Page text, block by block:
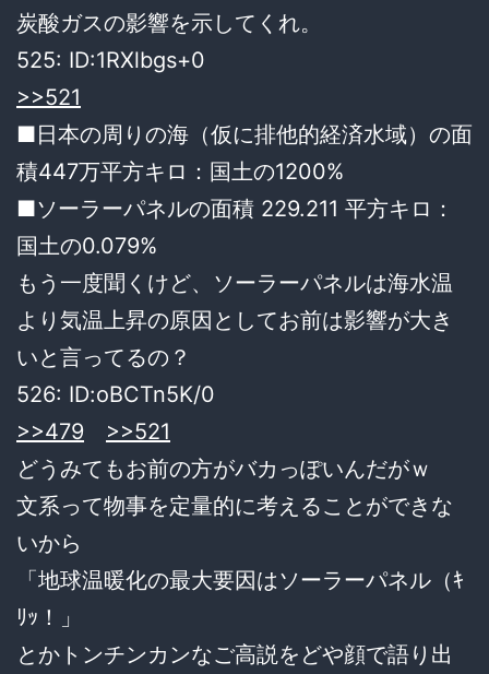
炭酸ガスの影響を示してくれ。
525: ID:1RXlbgs+0
>>521
■日本の周りの海（仮に排他的経済水域）の面
積447万平方キロ：国土の1200%
■ソーラーパネルの面積 229.211 平方キロ：
国土の0.079%
もう一度聞くけど、ソーラーパネルは海水温
より気温上昇の原因としてお前は影響が大き
いと言ってるの？
526: ID:oBCTn5K/0
>>479
>>521
どうみてもお前の方がバカっぽいんだがｗ
文系って物事を定量的に考えることができな
いから
「地球温暖化の最大要因はソーラーパネル（ｷ
ﾘｯ！」
とかトンチンカンなご高説をどや顔で語り出